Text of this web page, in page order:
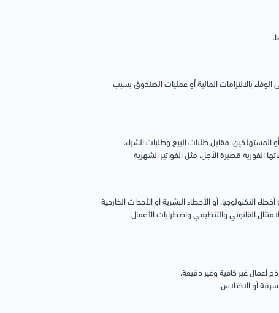
بالالتزامات المالية أو عمليات الصندوق بسبب
مقابل طلبات البيع وطلبات الشراء.
الفورية قصيرة الأجل، مثل الفواتير الشهرية
التكنولوجيا، أو الأخطاء البشرية أو الأحداث الخارجية
القانوني والتنظيمي واضطرابات الأعمال
أعمال غير كافية وغير دقيقة.
أو الاختلاس.